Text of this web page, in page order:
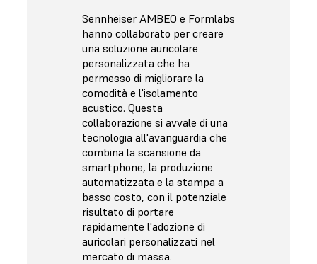
Sennheiser AMBEO e Formlabs
hanno collaborato per creare
una soluzione auricolare
personalizzata che ha
permesso di migliorare la
comodità e l'isolamento
acustico. Questa
collaborazione si avvale di una
tecnologia all'avanguardia che
combina la scansione da
smartphone, la produzione
automatizzata e la stampa a
basso costo, con il potenziale
risultato di portare
rapidamente l'adozione di
auricolari personalizzati nel
mercato di massa.